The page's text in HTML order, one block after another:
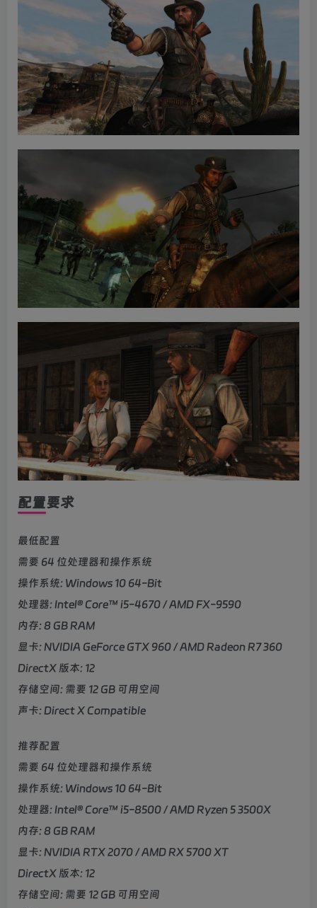
配置要求
最低配置
需要 64 位处理器和操作系统
操作系统: Windows 10 64-Bit
处理器: Intel® Core™ i5-4670 / AMD FX-9590
内存: 8 GB RAM
显卡: NVIDIA GeForce GTX 960 / AMD Radeon R7 360
DirectX 版本: 12
存储空间: 需要 12 GB 可用空间
声卡: Direct X Compatible
推荐配置
需要 64 位处理器和操作系统
操作系统: Windows 10 64-Bit
处理器: Intel® Core™ i5-8500 / AMD Ryzen 5 3500X
内存: 8 GB RAM
显卡: NVIDIA RTX 2070 / AMD RX 5700 XT
DirectX 版本: 12
存储空间: 需要 12 GB 可用空间